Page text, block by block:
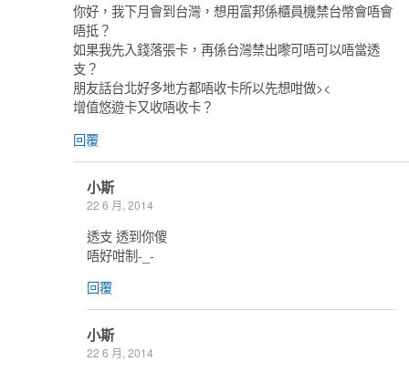
你好，我下月會到台灣，想用富邦係櫃員機禁台幣會唔會
唔抵？
如果我先入錢落張卡，再係台灣禁出嚟可唔可以唔當透
支？
朋友話台北好多地方都唔收卡所以先想咁做><
增值悠遊卡又收唔收卡？
回覆
小斯
22 6 月, 2014
透支 透到你傻
唔好咁制-_-
回覆
小斯
22 6 月, 2014